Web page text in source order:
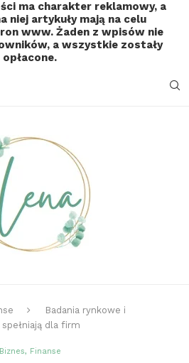
ma charakter reklamowy, a
niej artykuły mają na celu
www. Żaden z wpisów nie
a wszystkie zostały
opłacone.
Badania rynkowe i
dla firm
Biznes, Finanse